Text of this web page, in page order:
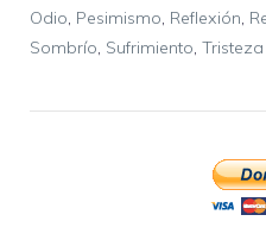
Odio, Pesimismo, Reflexión,
Sombrío, Sufrimiento, Tristeza